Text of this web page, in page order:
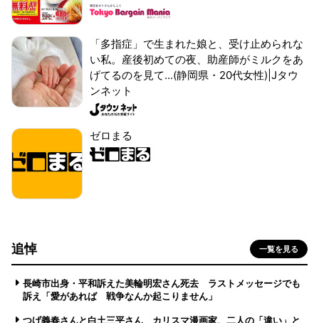
「多指症」で生まれた娘と、受け止められな
い私。産後初めての夜、助産師がミルクをあ
げてるのを見て...(静岡県・20代女性)|Jタウ
ンネット
ゼロまる
追悼 一覧を見る
長崎市出身・平和訴えた美輪明宏さん死去 ラストメッセージでも
訴え「愛があれば 戦争なんか起こりません」
つげ義春さんと白土三平さん カリスマ漫画家、二人の「違い」と